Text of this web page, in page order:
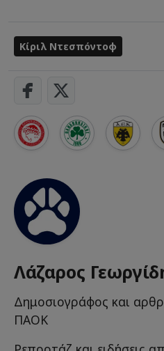
Κίριλ Ντεσπόντοφ
Λάζαρος
Δημοσιογράφος και
ΠΑΟΚ